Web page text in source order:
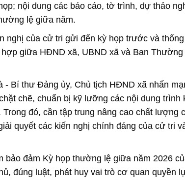
nội dung các báo cáo, tờ trình, dự thảo
lệ giữa năm.
nghị của cử tri gửi đến kỳ họp trước và
giữa HĐND xã, UBND xã và Ban
- Bí thư Đảng ủy, Chủ tịch HĐND xã nhấn
chẽ, chuẩn bị kỹ lưỡng các nội dung trình
đó, cần tập trung nâng cao chất lượng
quyết các kiến nghị chính đáng của cử tri
bảo đảm Kỳ họp thường lệ giữa năm 2026
đúng luật, phát huy vai trò cơ quan quyền